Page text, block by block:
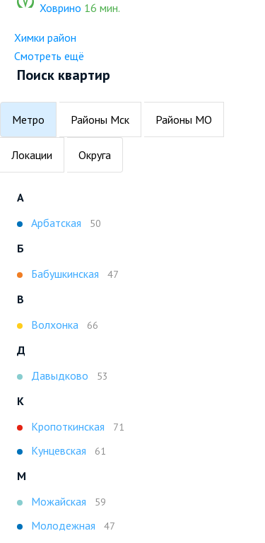
Ховрино 16 мин.
Химки район
Смотреть ещё
Поиск квартир
Метро Районы Мск Районы МО
Локации Округа
А
Арбатская
50
Б
Бабушкинская
47
В
Волхонка
66
Д
Давыдково
53
К
Кропоткинская
71
Кунцевская 61
М
Можайская
59
Молодежная 47